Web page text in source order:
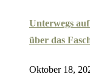
Unterwegs
über das
Oktober 18,